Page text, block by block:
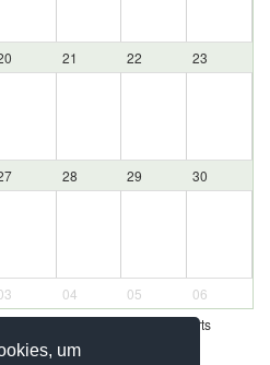
um
21 22 23
28 29 30
04 05
06
des deutschen Squashsports